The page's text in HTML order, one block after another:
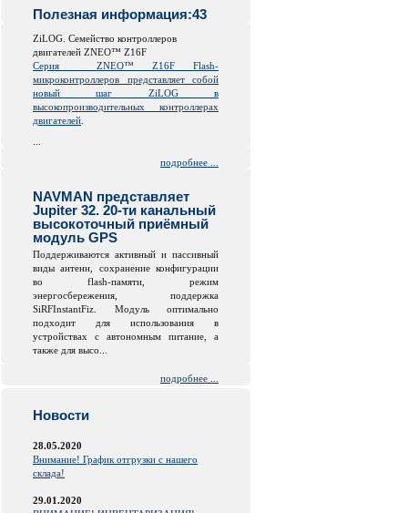
Полезная информация:43
ZiLOG. Семейство контроллеров
двигателей ZNEO™ Z16F
Серия
ZNEO™ Z16F Flash-
микроконтроллеров представляет собой
новый шаг ZiLOG в
высокопроизводительных контроллерах
двигателей
подробнее ...
NAVMAN представляет
Jupiter 32. 20-ти канальный
высокоточный приёмный
модуль GPS
Поддерживаются активный и пассивный
виды антенн, сохранение конфигурации
во flash-памяти, режим
энергосбережения, поддержка
SiRFInstantFiz. Модуль оптимально
подходит для использования в
устройствах с автономным питание, а
также для высо...
подробнее ...
Новости
28.05.2020
Внимание! График отгрузки с нашего
склада!
29.01.2020